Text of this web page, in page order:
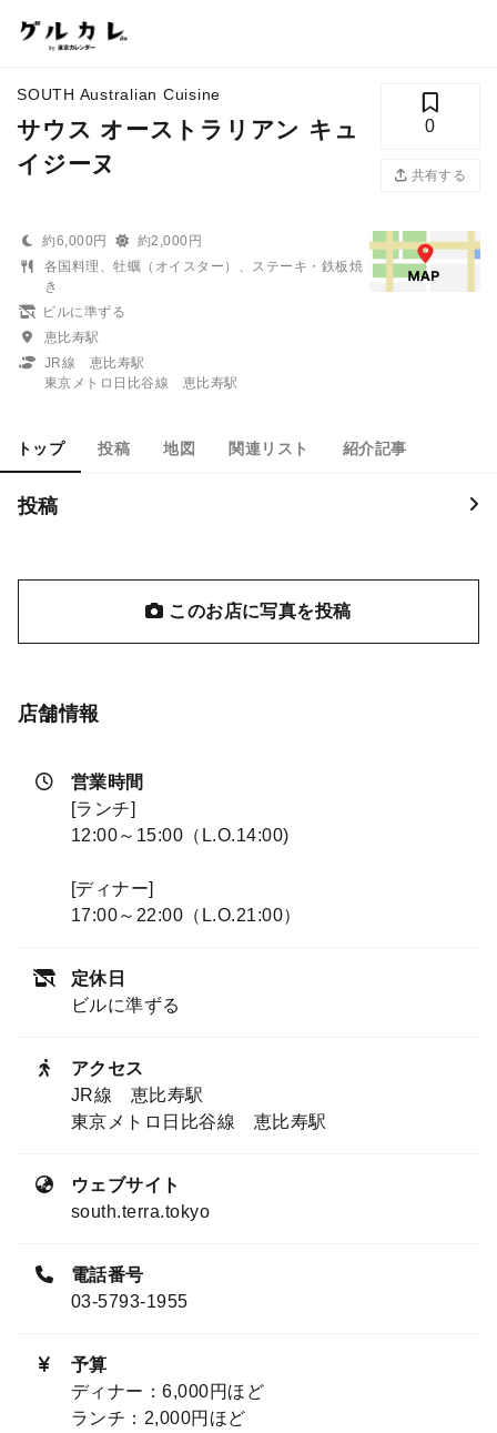
SOUTH Australian Cuisine
サウス オーストラリアン キュ
イジーヌ
0
共有する
約6,000円
約2,000円
各国料理、牡蠣（オイスター）、ステーキ・鉄板焼
き
ビルに準ずる
恵比寿駅
JR線 恵比寿駅
東京メトロ日比谷線 恵比寿駅
トップ 投稿 地図 関連リスト 紹介記事
投稿
このお店に写真を投稿
店舗情報
営業時間
[ランチ]
12:00～15:00（L.O.14:00)
[ディナー]
17:00～22:00（L.O.21:00）
定休日
ビルに準ずる
アクセス
JR線 恵比寿駅
東京メトロ日比谷線 恵比寿駅
ウェブサイト
south.terra.tokyo
電話番号
03-5793-1955
予算
ディナー：6,000円ほど
ランチ：2,000円ほど